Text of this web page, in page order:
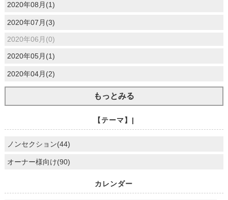
2020年08月(1)
2020年07月(3)
2020年06月(0)
2020年05月(1)
2020年04月(2)
もっとみる
【テーマ】|
ノンセクション(44)
オーナー様向け(90)
カレンダー